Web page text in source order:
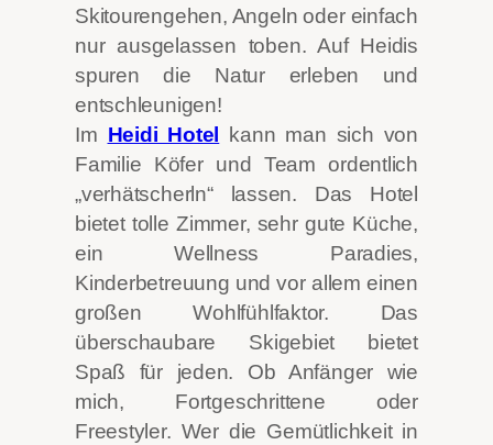
Skitourengehen, Angeln oder einfach
nur ausgelassen toben. Auf Heidis
spuren die Natur erleben und
entschleunigen!
Im Heidi Hotel
kann man sich von
Familie Köfer und Team ordentlich
„verhätscherln“ lassen. Das Hotel
bietet tolle Zimmer, sehr gute Küche,
ein Wellness Paradies,
Kinderbetreuung und vor allem einen
großen Wohlfühlfaktor. Das
überschaubare Skigebiet bietet
Spaß für jeden. Ob Anfänger wie
mich, Fortgeschrittene oder
Freestyler. Wer die Gemütlichkeit in